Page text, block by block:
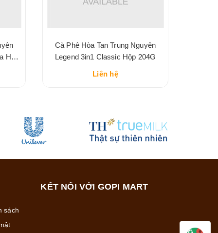
Hộp
Cà Phê Hòa Tan Trung Nguyên
Legend 3in1 Classic Hộp 204G
Liên hệ
sách
KẾT NỐI VỚI GOPI MART